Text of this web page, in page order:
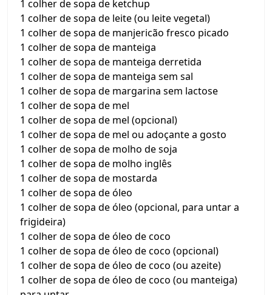
1 colher de sopa de ketchup
1 colher de sopa de leite (ou leite vegetal)
1 colher de sopa de manjericão fresco picado
1 colher de sopa de manteiga
1 colher de sopa de manteiga derretida
1 colher de sopa de manteiga sem sal
1 colher de sopa de margarina sem lactose
1 colher de sopa de mel
1 colher de sopa de mel (opcional)
1 colher de sopa de mel ou adoçante a gosto
1 colher de sopa de molho de soja
1 colher de sopa de molho inglês
1 colher de sopa de mostarda
1 colher de sopa de óleo
1 colher de sopa de óleo (opcional, para untar a
frigideira)
1 colher de sopa de óleo de coco
1 colher de sopa de óleo de coco (opcional)
1 colher de sopa de óleo de coco (ou azeite)
1 colher de sopa de óleo de coco (ou manteiga)